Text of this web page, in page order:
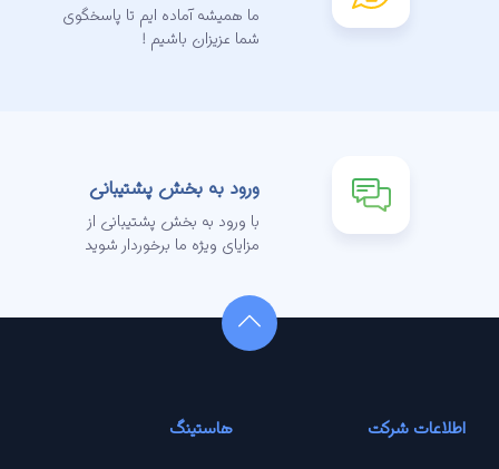
ما همیشه آماده ایم تا پاسخگوی
شما عزیزان باشیم !
ورود به بخش پشتیبانی
با ورود به بخش پشتیبانی از
مزایای ویژه ما برخوردار شوید
اطلاعات شرکت هاستینگ